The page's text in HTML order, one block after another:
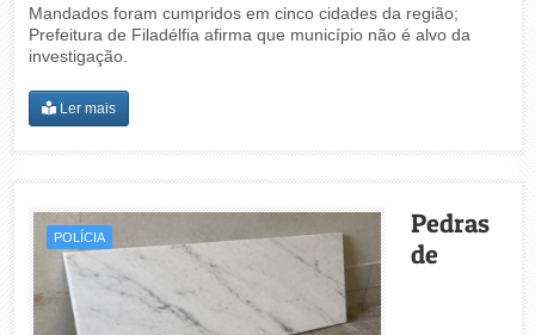
Mandados foram cumpridos em cinco cidades da região;
Prefeitura de Filadélfia afirma que município não é alvo da
investigação.
Ler mais
POLÍCIA
Pedras
de